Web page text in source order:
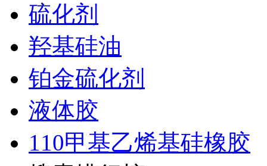
硫化剂
羟基硅油
铂金硫化剂
液体胶
110甲基乙烯基硅橡胶